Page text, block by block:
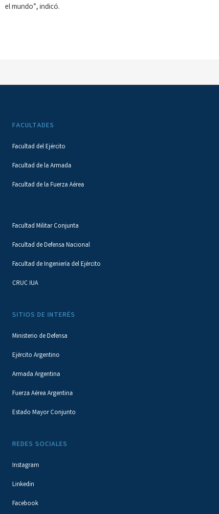
el mundo”, indicó.
FACULTADES
Facultad del Ejército
Facultad de la Armada
Facultad de la Fuerza Aérea
Facultad Militar Conjunta
Facultad de Defensa Nacional
Facultad de Ingeniería del Ejército
CRUC IUA
SITIOS DE INTERÉS
Ministerio de Defensa
Ejército Argentino
Armada Argentina
Fuerza Aérea Argentina
Estado Mayor Conjunto
REDES SOCIALES
Instagram
Linkedin
Facebook